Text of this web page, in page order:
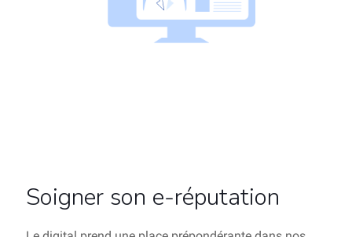
Soigner son e-réputation